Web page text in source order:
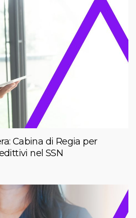
Cabina di Regia per
nel SSN